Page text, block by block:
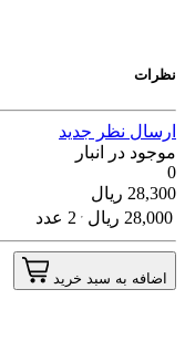
نظرات
ارسال نظر جدید
موجود در انبار
0
28,300 ریال
28,000 ریال 2 عدد
اضافه به سبد خرید